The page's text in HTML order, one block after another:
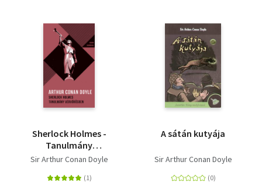
Sherlock Holmes -
Tanulmány
vérvörösben - Helikon
Sir Arthur Conan Doyle
A sátán kutyája
Sir Arthur Conan Doyle